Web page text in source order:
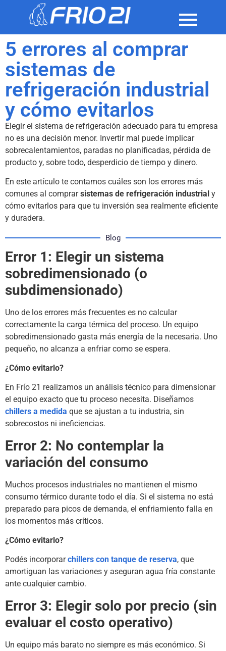
5 errores al comprar
sistemas de
refrigeración industrial
y cómo evitarlos
Elegir el sistema de refrigeración adecuado para tu empresa
no es una decisión menor. Invertir mal puede implicar
sobrecalentamientos, paradas no planificadas, pérdida de
producto y, sobre todo, desperdicio de tiempo y dinero.
En este artículo te contamos cuáles son los errores más
comunes al comprarsistemas de refrigeración industrial y
cómo evitarlos para que tu inversión sea realmente eficiente
y duradera.
Blog
Error 1: Elegir un sistema
sobredimensionado (o
subdimensionado)
Uno de los errores más frecuentes es no calcular
correctamente la carga térmica del proceso. Un equipo
sobredimensionado gasta más energía de la necesaria. Uno
pequeño, no alcanza a enfriar como se espera.
¿Cómo evitarlo?
En Frío 21 realizamos un análisis técnico para dimensionar
el equipo exacto que tu proceso necesita. Diseñamos
chillers a medida que se ajustan a tu industria, sin
sobrecostos ni ineficiencias.
Error 2: No contemplar la
variación del consumo
Muchos procesos industriales no mantienen el mismo
consumo térmico durante todo el día. Si el sistema no está
preparado para picos de demanda, el enfriamiento falla en
los momentos más críticos.
¿Cómo evitarlo?
Podés incorporarchillers con tanque de reserva, que
amortiguan las variaciones y aseguran agua fría constante
ante cualquier cambio.
Error 3: Elegir solo por precio (sin
evaluar el costo operativo)
Un equipo más barato no siempre es más económico. Si